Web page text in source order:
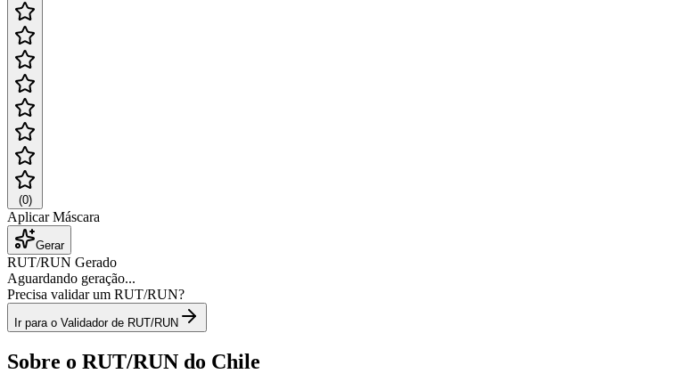
(0)
Aplicar Máscara
Gerar
RUT/RUN Gerado
Aguardando geração...
Precisa validar um RUT/RUN?
Ir para o Validador de RUT/RUN
Sobre o RUT/RUN do Chile